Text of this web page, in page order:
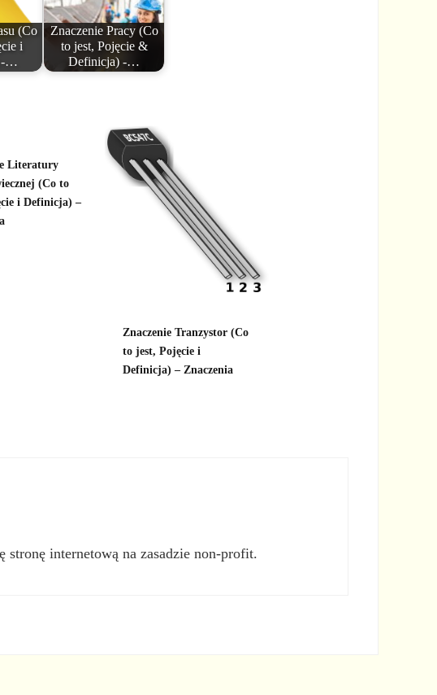
(Co
i
-…
Znaczenie Pracy (Co
to jest, Pojęcie &
Definicja) -…
Literatury
(Co to
i Definicja) –
Znaczenie Tranzystor (Co
to jest, Pojęcie i
Definicja) – Znaczenia
internetową na zasadzie non-profit.